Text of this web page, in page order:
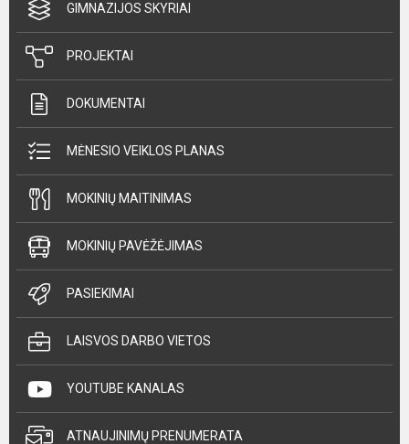
GIMNAZIJOS SKYRIAI
PROJEKTAI
DOKUMENTAI
MĖNESIO VEIKLOS PLANAS
MOKINIŲ MAITINIMAS
MOKINIŲ PAVĖŽĖJIMAS
PASIEKIMAI
LAISVOS DARBO VIETOS
YOUTUBE KANALAS
ATNAUJINIMŲ PRENUMERATA